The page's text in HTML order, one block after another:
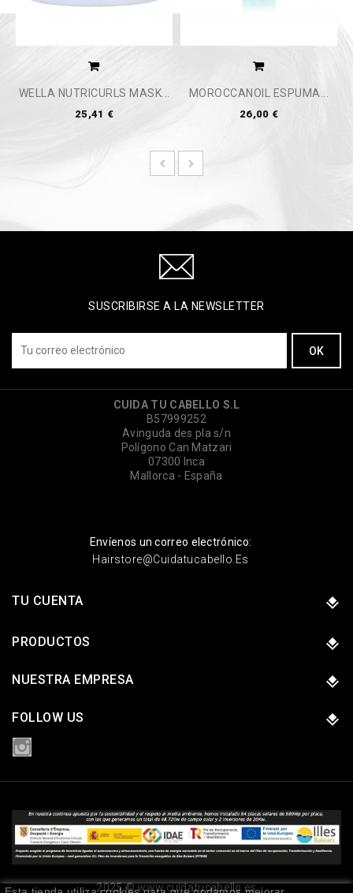
WELLA NUTRICURLS MASK...
25,41 €
MOROCCANOIL ESPUMA...
26,00 €
SUSCRIBIRSE A LA NEWSLETTER
CUIDA TU CABELLO S.L
B57999252
Avinguda des pla s/n
Polígono Can Matzari
07300 Inca
Mallorca - España
Envíenos un correo electrónico:
Hairstore@cuidatucabello.es
TU CUENTA
PRODUCTOS
NUESTRA EMPRESA
FOLLOW US
2025 © www.cuidatucabello.es